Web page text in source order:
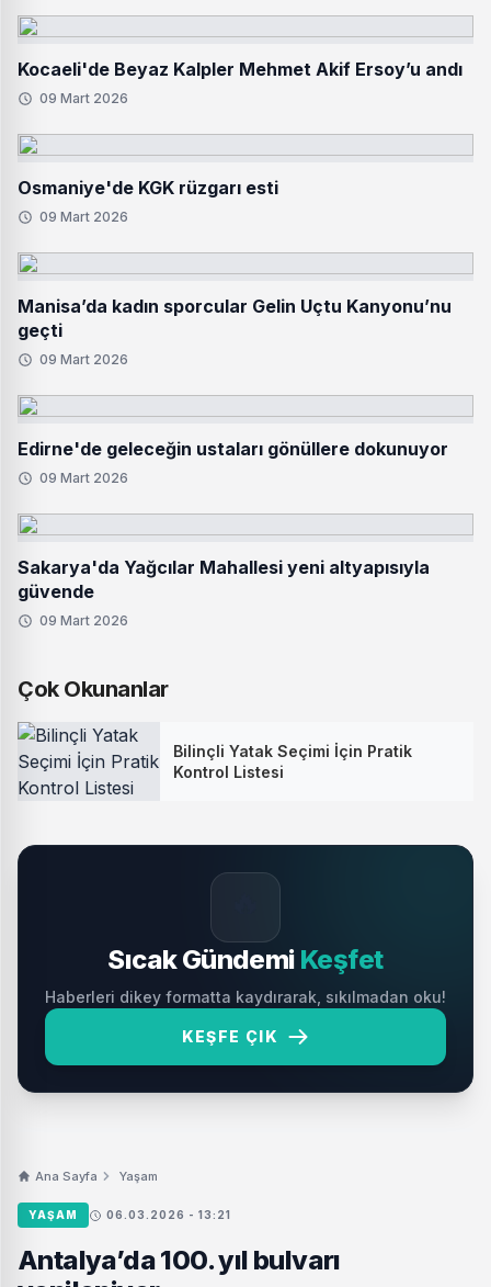
Kocaeli'de Beyaz Kalpler Mehmet Akif Ersoy’u andı
09 Mart 2026
Osmaniye'de KGK rüzgarı esti
09 Mart 2026
Manisa’da kadın sporcular Gelin Uçtu Kanyonu’nu
geçti
09 Mart 2026
Edirne'de geleceğin ustaları gönüllere dokunuyor
09 Mart 2026
Sakarya'da Yağcılar Mahallesi yeni altyapısıyla
güvende
09 Mart 2026
Çok Okunanlar
Bilinçli Yatak Seçimi İçin Pratik
Kontrol Listesi
Sıcak Gündemi Keşfet
Haberleri dikey formatta kaydırarak, sıkılmadan oku!
KEŞFE ÇIK
Ana Sayfa Yaşam
YAŞAM 06.03.2026 - 13:21
Antalya’da 100. yıl bulvarı